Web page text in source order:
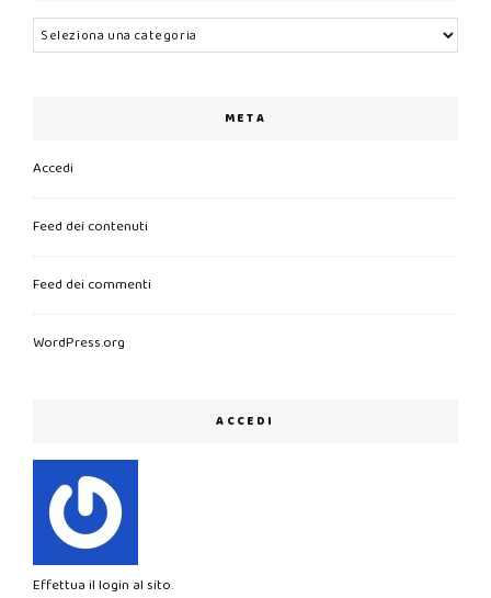
Categorie
META
Accedi
Feed dei contenuti
Feed dei commenti
WordPress.org
ACCEDI
Effettua il login al sito.